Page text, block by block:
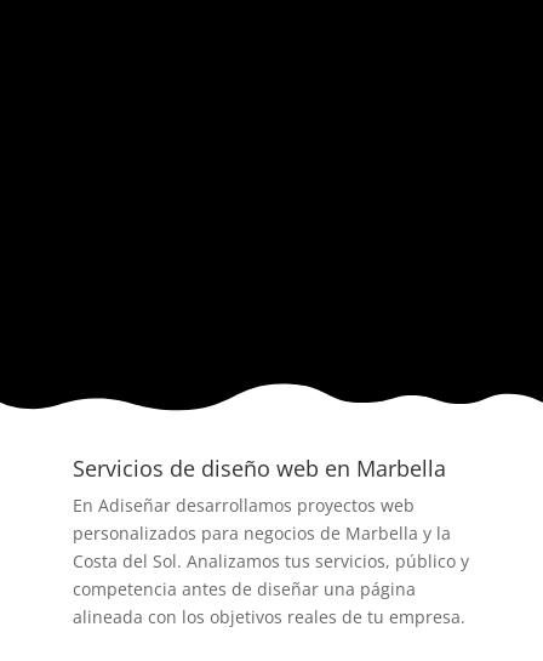
Servicios de diseño web en Marbella
En Adiseñar desarrollamos proyectos web
personalizados para negocios de Marbella y la
Costa del Sol. Analizamos tus servicios, público y
competencia antes de diseñar una página
alineada con los objetivos reales de tu empresa.